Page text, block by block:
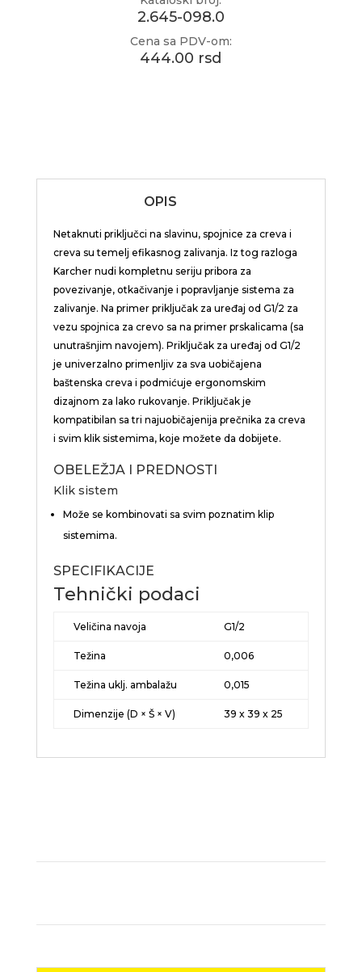
2.645-098.0
Cena sa PDV-om:
444.00 rsd
OPIS
Netaknuti priključci na slavinu, spojnice za creva i
creva su temelj efikasnog zalivanja. Iz tog razloga
Karcher nudi kompletnu seriju pribora za
povezivanje, otkačivanje i popravljanje sistema za
zalivanje. Na primer priključak za uređaj od G1/2 za
vezu spojnica za crevo sa na primer prskalicama (sa
unutrašnjim navojem). Priključak za uređaj od G1/2
je univerzalno primenljiv za sva uobičajena
baštenska creva i podmićuje ergonomskim
dizajnom za lako rukovanje. Priključak je
kompatibilan sa tri najuobičajenija prečnika za creva
i svim klik sistemima, koje možete da dobijete.
OBELEŽJA I PREDNOSTI
Klik sistem
Može se kombinovati sa svim poznatim klip
sistemima.
SPECIFIKACIJE
Tehnički podaci
Veličina navoja G1/2
Težina 0,006
Težina uklj. ambalažu 0,015
Dimenzije (D × Š × V) 39 x 39 x 25